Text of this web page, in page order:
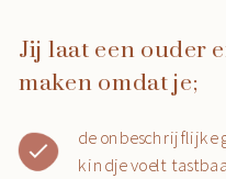
de onbeschrijflijke
kindje voelt
Jij laat een ouder
maken omdat je;